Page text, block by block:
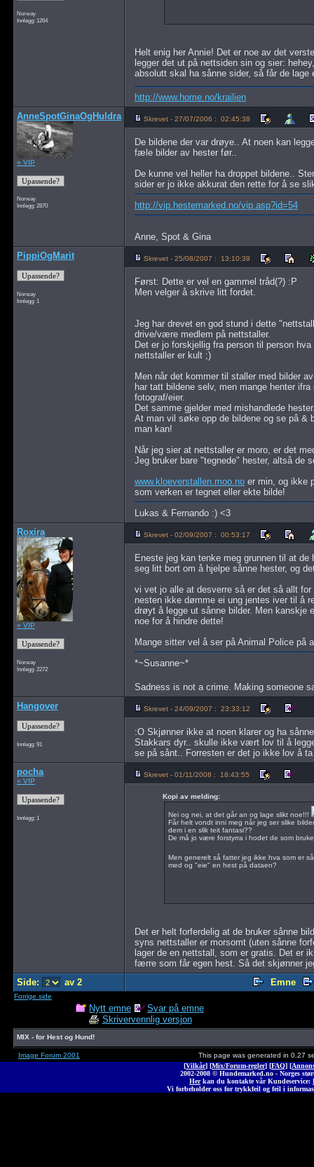
Norway
Innlegg: 1264
Helt enig her Annie! Det er noe av det
legger det ut på nettsiden sin og sier:
absolutt skal ha sånne sider, så får de
http://www.home.no/krailien
AnneSpotGinaOgHuldra
» VIP
Norway
Innlegg: 2870
Skrevet - 27/07/2006 : 02:45:38
De bildene der var drøye.. At noen kan
fæle bilder av hester før..
De kunne vel heller ha droppet bildene..
sider er jo ikke akkurat den rette for å se
http://vip.hestemarked.no/vip.asp?id=54
Anne, Spot & Gina
PippiOgMarit
Norway
Innlegg: 1
Skrevet - 25/08/2007 : 13:10:39
Først: Dette er vel en gammel tråd(?) :P
Men velger å skrive litt fordet.
Jeg har drevet en god stund i dette
drive/være medlem på nettstaller.
Det er jo forskjellig fra person til person
nettstaller er kult ;)
Men når det kommer til staller med bilder
har tatt bildene selv, men mange henter
fotograf/eier.
Det samme gjelder med mishandlede
At man vil søke opp de bildene og se på &
man kan!
Når jeg sier at nettstaller er moro, er det
Jeg bruker bare "tegnede" hester, altså de
www.kloeverstallen.moo.noer min, og ikke
som verken er tegnet eller ekte bilde!
Lukas & Fernando :) <3
Roxira
» VIP
Norway
Innlegg: 2272
Skrevet - 02/09/2007 : 00:53:17
Eneste jeg kan tenke meg grunnen til at
seg litt bort om å hjelpe sånne hester, og
vi vet jo alle at desverre så er det så allt
nesten ikke dømme ei ung jentes iver til å
drøyt å legge ut sånne bilder. Men
noe for å hindre dette!
Mange sitter vel å ser på Animal Police på
*~Susanne~*
Sadness is not a crime. Making someone
Hangover
Innlegg: 91
Skrevet - 24/09/2007 : 23:33:12
:O Skjønner ikke at noen klarer og ha
Stakkars dyr.. skulle ikke vært lov til å
se på sånt.. Forresten er det jo ikke lov å
pocha
» VIP
Innlegg: 1
Skrevet - 01/11/2008 : 18:43:55
Kopi av melding:
Nei og nei, at det går an og lage slikt noe!!!
Får helt vondt inni meg når jeg ser slike
dem i en slik teit fantasi??
De må jo være forstyrra i hodet de som
Men generelt så fatter jeg ikke hva som er
med og "eie" en hest på dataen?
Det er helt forferdelig at de bruker sånne
syns nettstaller er morsomt (uten sånne
lager de en nettstall, som er gratis. Det er
færre som får egen hest. Så det skjønner
Side:
av 2 Emne
Forrige side
Nytt emne
Svar på emne
Skrivervennlig versjon
MIX - for Hest og Hund!
Image Forum 2001
This page was generated in 0.27
[Vilkår] [Mix/Forum-regler] [FAQ] [
2002-2008 © Hundemarked.no - Norges
Herkan du kontakte vår Kundeservice:
Vi forbeholder oss for trykkfeil og feil i